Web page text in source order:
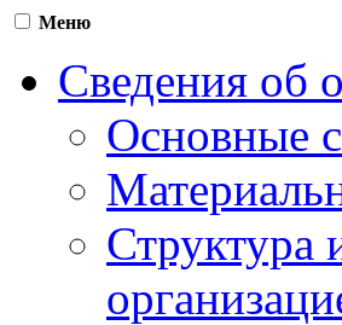
Меню
Сведения об
Основные
Структура